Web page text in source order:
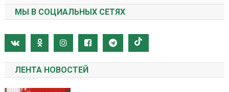
МЫ В СОЦИАЛЬНЫХ СЕТЯХ
ЛЕНТА НОВОСТЕЙ